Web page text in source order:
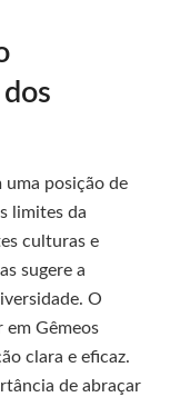
posição de
limites da
culturas e
sugere a
O
Gêmeos
clara e eficaz.
de abraçar